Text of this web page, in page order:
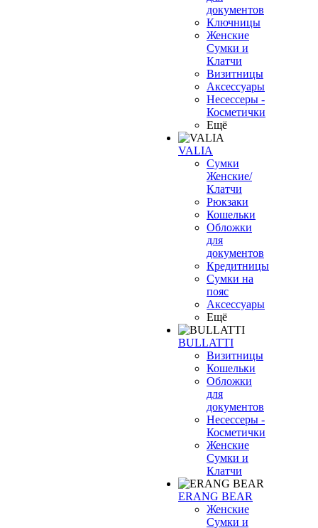
документов
Ключницы
Женские
Сумки и
Клатчи
Визитницы
Аксессуары
Несессеры -
Косметички
Ещё
VALIA
Сумки
Женские/
Клатчи
Рюкзаки
Кошельки
Обложки
для
документов
Кредитницы
Сумки на
пояс
Аксессуары
Ещё
BULLATTI
Визитницы
Кошельки
Обложки
для
документов
Несессеры -
Косметички
Женские
Сумки и
Клатчи
ERANG BEAR
Женские
Сумки и